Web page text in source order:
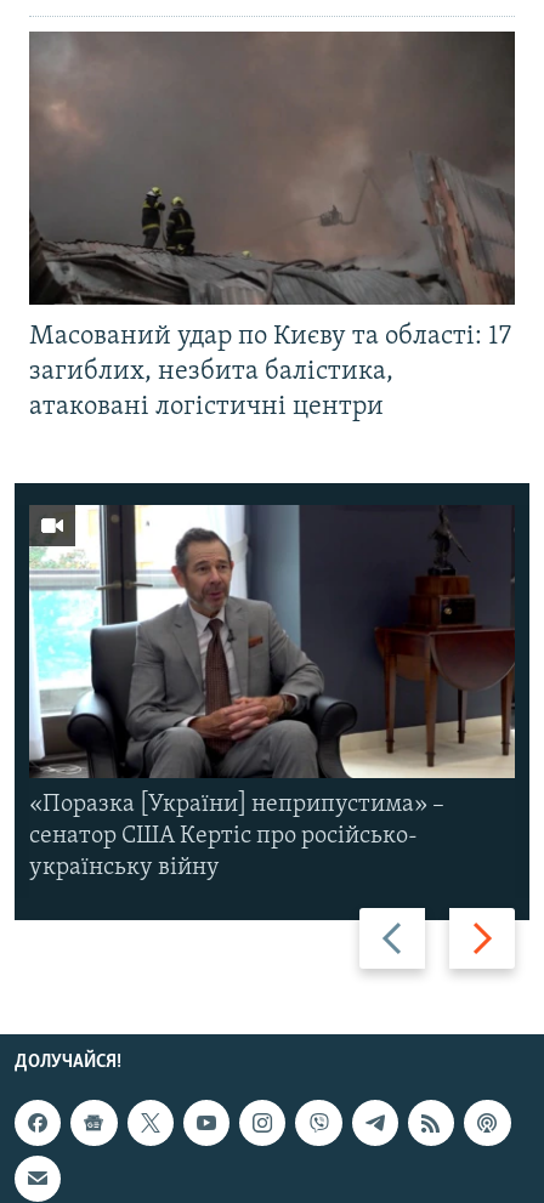
Масований удар по Києву та області: 17
загиблих, незбита балістика,
атаковані логістичні центри
Назад Вперед
«Поразка [України] неприпустима» –
сенатор США Кертіс про російсько-
українську війну
ДОЛУЧАЙСЯ!